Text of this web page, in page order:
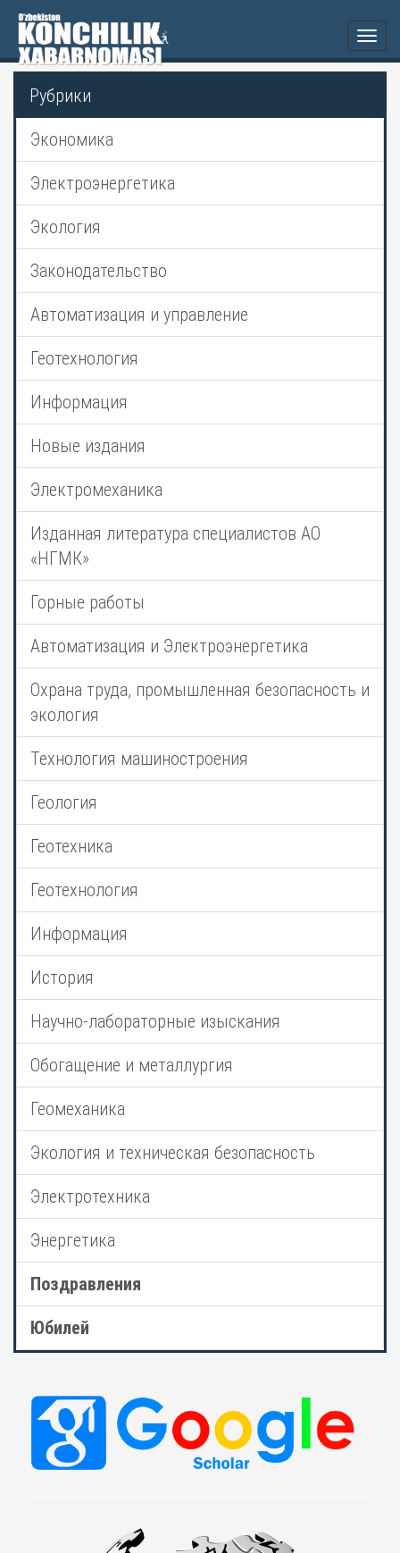
Рубрики
Экономика
Электроэнергетика
Экология
Законодательство
Автоматизация и управление
Геотехнология
Информация
Новые издания
Электромеханика
Изданная литература специалистов АО
«НГМК»
Горные работы
Автоматизация и Электроэнергетика
Охрана труда, промышленная безопасность и
экология
Технология машиностроения
Геология
Геотехника
Геотехнология
Информация
История
Научно-лабораторные изыскания
Обогащение и металлургия
Геомеханика
Экология и техническая безопасность
Электротехника
Энергетика
Поздравления
Юбилей